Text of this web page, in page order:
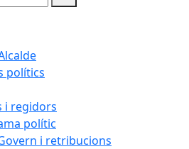
polítics
i regidors
polític
i retribucions